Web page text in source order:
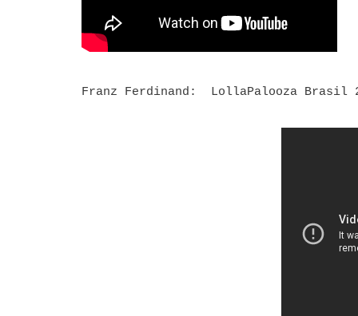
Franz Ferdinand: LollaPalooza Brasil